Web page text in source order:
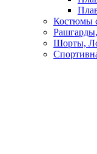
Костюмы
Шорты,